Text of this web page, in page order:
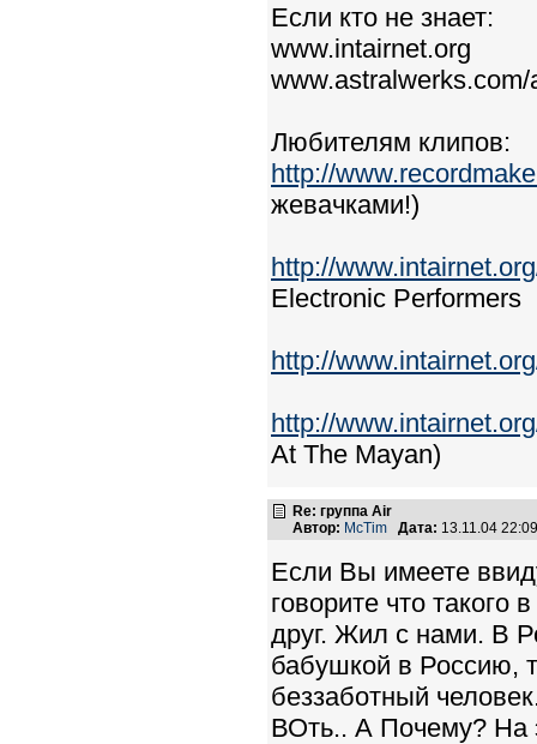
Если кто не знает:
www.intairnet.org
www.astralwerks.com/
Любителям клипов:
http://
жевачками!)
http://
Electronic Performers
http://
http://
At The Mayan)
Re: группа Air
Автор: McTim Дата: 13.11.04
Если Вы имеете
говорите что
друг. Жил с нами. В
бабушкой в Россию,
беззаботный
ВОть.. А Почему? На